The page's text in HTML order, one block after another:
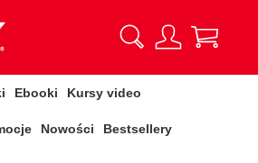
Ebooki Kursy video
Nowości Bestsellery